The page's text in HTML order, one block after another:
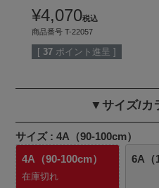
¥4,070税込
商品番号 T-22057
[ 37 ポイント進呈 ]
▼サイズ/カ
サイズ
4A（90-100cm）
4A（90-100cm）
在庫切れ
6A（